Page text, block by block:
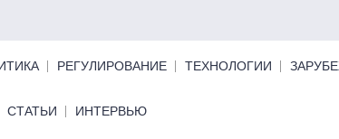
РЕГУЛИРОВАНИЕ ТЕХНОЛОГИИ
СТАТЬИ ИНТЕРВЬЮ